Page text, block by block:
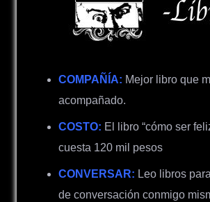
COMPAÑÍA: Mejor libro que
acompañado.
COSTO: El libro “cómo ser
cuesta 120 mil pesos
CONVERSAR: Leo libros
de conversación conmigo